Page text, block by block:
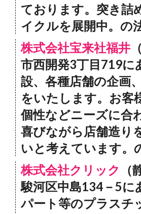
ております。突き詰
イクルを展開中。の
株式会社宝来社福井
市西開発3丁目719に
設、各種店舗の企画
をいたします。お客
個性などニーズに合
喜びながら店舗造り
いと考えています。
株式会社クリック
駿河区中島134－5に
パート等のプラスチ